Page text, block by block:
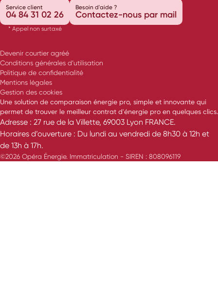
Service client
04 84 31 02 26
* Appel non surtaxé
Besoin d'aide ?
Contactez-nous par mail
Devenir courtier agréé
Conditions générales d’utilisation
Politique de confidentialité
Mentions légales
Gestion des cookies
Une solution de comparaison énergie pro, simple et innovante qui
permet de trouver le meilleur contrat d'énergie pro en quelques clics.
Adresse : 27 rue de la Villette, 69003 Lyon FRANCE.
Horaires d’ouverture : Du lundi au vendredi de 8h30 à 12h et
de 13h à 17h.
©2026 Opéra Énergie. Immatriculation - SIREN : 808096119